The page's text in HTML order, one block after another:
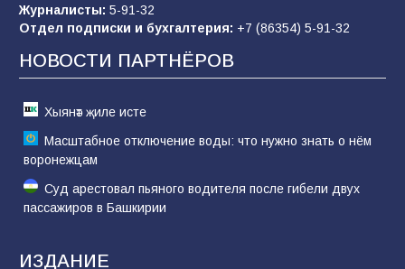
Морской квест в детском саду: как
воспитанники спасали Нептуна
74 01.08.2026
Журналисты: 5-91-32
Отдел подписки и бухгалтерия: +7 (86354) 5-91-32
НОВОСТИ ПАРТНЁРОВ
Хыянәт җиле исте
Масштабное отключение воды: что нужно знать о нём
воронежцам
Суд арестовал пьяного водителя после гибели двух
пассажиров в Башкирии
ИЗДАНИЕ